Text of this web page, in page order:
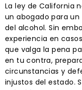
La ley de California
un abogado para
del alcohol. Sin
experiencia en
que valga la pena
en tu contra,
circunstancias y
injustos del estado.